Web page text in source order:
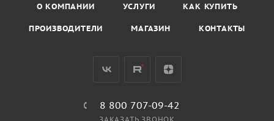
О КОМПАНИИ УСЛУГИ КАК КУПИТЬ
ПРОИЗВОДИТЕЛИ МАГАЗИН КОНТАКТЫ
8 800 707-09-42
ЗАКАЗАТЬ ЗВОНОК